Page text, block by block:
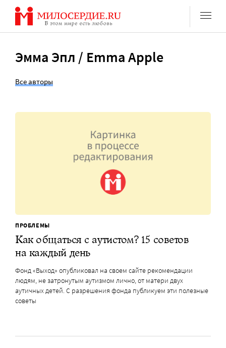
Перейти
содержанию
Эмма Эпл / Emma Apple
Все авторы
ПРОБЛЕМЫ
Как общаться с аутистом? 15 советов
на каждый день
Фонд «Выход» опубликовал на своем сайте рекомендации
людям, не затронутым аутизмом лично, от матери двух
аутичных детей. С разрешения фонда публикуем эти полезные
советы